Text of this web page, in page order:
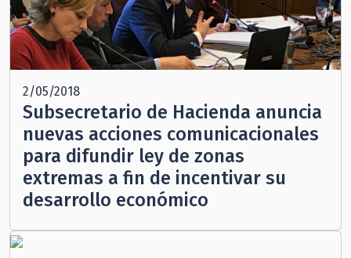
2/05/2018
Subsecretario de Hacienda anuncia
nuevas acciones comunicacionales
para difundir ley de zonas
extremas a fin de incentivar su
desarrollo económico